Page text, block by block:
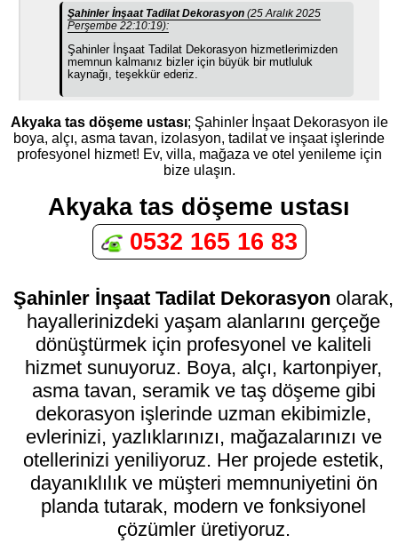
Şahinler İnşaat Tadilat Dekorasyon(25 Aralık 2025
Perşembe 22:10:19):
Şahinler İnşaat Tadilat Dekorasyon hizmetlerimizden
memnun kalmanız bizler için büyük bir mutluluk
kaynağı, teşekkür ederiz.
Akyaka tas döşeme ustası; Şahinler İnşaat Dekorasyon ile
boya, alçı, asma tavan, izolasyon, tadilat ve inşaat işlerinde
profesyonel hizmet! Ev, villa, mağaza ve otel yenileme için
bize ulaşın.
Akyaka tas döşeme ustası
0532 165 16 83
Şahinler İnşaat Tadilat Dekorasyon olarak,
hayallerinizdeki yaşam alanlarını gerçeğe
dönüştürmek için profesyonel ve kaliteli
hizmet sunuyoruz. Boya, alçı, kartonpiyer,
asma tavan, seramik ve taş döşeme gibi
dekorasyon işlerinde uzman ekibimizle,
evlerinizi, yazlıklarınızı, mağazalarınızı ve
otellerinizi yeniliyoruz. Her projede estetik,
dayanıklılık ve müşteri memnuniyetini ön
planda tutarak, modern ve fonksiyonel
çözümler üretiyoruz.